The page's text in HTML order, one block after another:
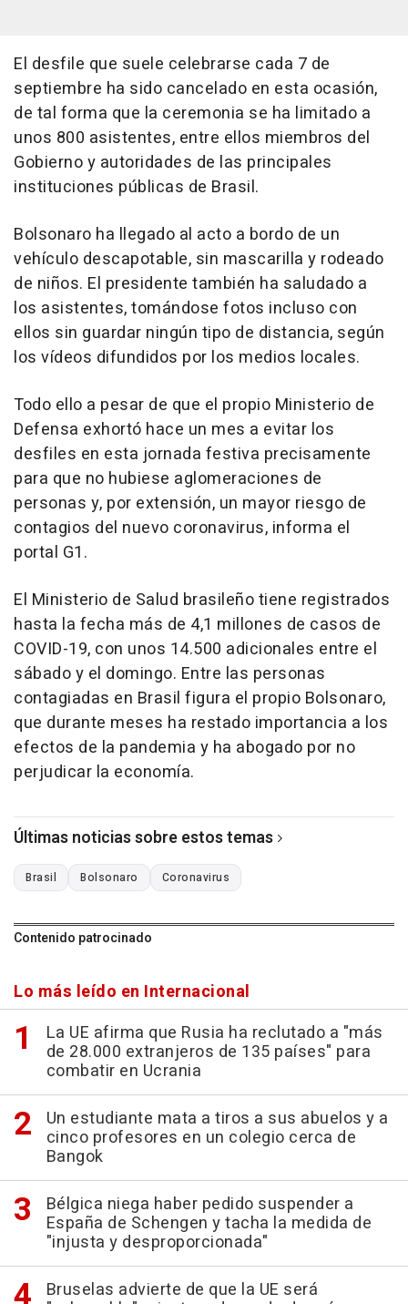
El desfile que suele celebrarse cada 7 de
septiembre ha sido cancelado en esta ocasión,
de tal forma que la ceremonia se ha limitado a
unos 800 asistentes, entre ellos miembros del
Gobierno y autoridades de las principales
instituciones públicas de Brasil.
Bolsonaro ha llegado al acto a bordo de un
vehículo descapotable, sin mascarilla y rodeado
de niños. El presidente también ha saludado a
los asistentes, tomándose fotos incluso con
ellos sin guardar ningún tipo de distancia, según
los vídeos difundidos por los medios locales.
Todo ello a pesar de que el propio Ministerio de
Defensa exhortó hace un mes a evitar los
desfiles en esta jornada festiva precisamente
para que no hubiese aglomeraciones de
personas y, por extensión, un mayor riesgo de
contagios del nuevo coronavirus, informa el
portal G1.
El Ministerio de Salud brasileño tiene registrados
hasta la fecha más de 4,1 millones de casos de
COVID-19, con unos 14.500 adicionales entre el
sábado y el domingo. Entre las personas
contagiadas en Brasil figura el propio Bolsonaro,
que durante meses ha restado importancia a los
efectos de la pandemia y ha abogado por no
perjudicar la economía.
Últimas noticias sobre estos temas
Brasil Bolsonaro Coronavirus
Contenido patrocinado
Lo más leído en Internacional
La UE afirma que Rusia ha reclutado a "más
de 28.000 extranjeros de 135 países" para
combatir en Ucrania
Un estudiante mata a tiros a sus abuelos y a
cinco profesores en un colegio cerca de
Bangok
Bélgica niega haber pedido suspender a
España de Schengen y tacha la medida de
"injusta y desproporcionada"
Bruselas advierte de que la UE será